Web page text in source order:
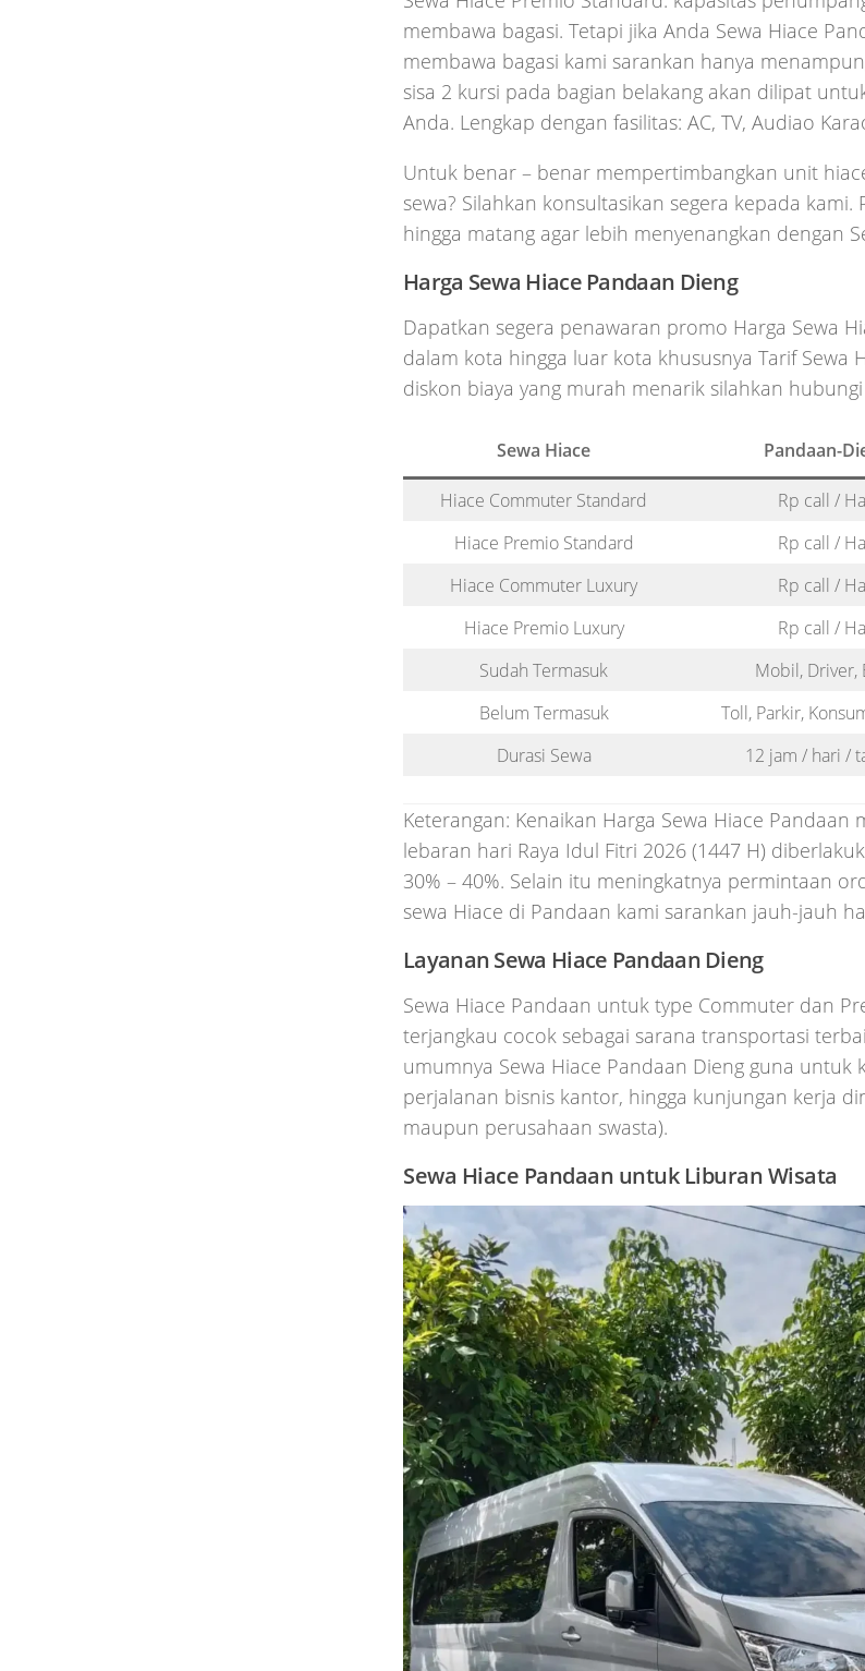
membawa bagasi. Tetapi jika Anda Sewa Hiace
membawa bagasi kami sarankan hanya
sisa 2 kursi pada bagian belakang akan dilipat
Anda. Lengkap dengan fasilitas: AC, TV, Audiao
Untuk benar – benar mempertimbangkan unit
sewa? Silahkan konsultasikan segera kepada
hingga matang agar lebih menyenangkan dengan
Harga Sewa Hiace Pandaan Dieng
Dapatkan segera penawaran promo Harga Sewa
dalam kota hingga luar kota khususnya Tarif Sewa
diskon biaya yang murah menarik silahkan
Sewa Hiace Pandaan-
Hiace Commuter Standard Rp call /
Hiace Premio Standard
Rp call /
Hiace Commuter Luxury
Rp call /
Hiace Premio Luxury
Rp call /
Sudah Termasuk
Mobil, Driver,
Belum Termasuk
Toll, Parkir,
Durasi Sewa
12 jam / hari /
Keterangan: Kenaikan Harga Sewa Hiace
lebaran hari Raya Idul Fitri 2026 (1447 H)
30% – 40%. Selain itu meningkatnya permintaan
sewa Hiace di Pandaan kami sarankan jauh-jauh
Layanan Sewa Hiace Pandaan Dieng
Sewa Hiace Pandaan untuk type Commuter dan
terjangkau cocok sebagai sarana transportasi
umumnya Sewa Hiace Pandaan Dieng guna untuk
perjalanan bisnis kantor, hingga kunjungan kerja
maupun perusahaan swasta).
Sewa Hiace Pandaan untuk Liburan Wisata